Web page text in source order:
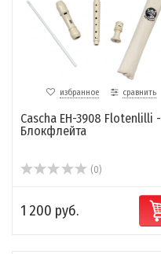
избранное сравнить
Cascha EH-3908 Flotenlilli -
Блокфлейта
(0)
1 200 руб.